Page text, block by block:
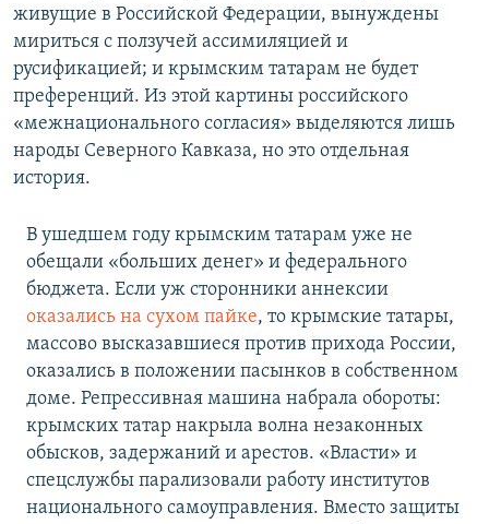
живущие в Российской Федерации, вынуждены
мириться с ползучей ассимиляцией и
русификацией; и крымским татарам не будет
преференций. Из этой картины российского
«межнационального согласия» выделяются лишь
народы Северного Кавказа, но это отдельная
история.
В ушедшем году крымским татарам уже не
обещали «больших денег» и федерального
бюджета. Если уж сторонники аннексии
оказались на сухом пайке, то крымские татары,
массово высказавшиеся против прихода России,
оказались в положении пасынков в собственном
доме. Репрессивная машина набрала обороты:
крымских татар накрыла волна незаконных
обысков, задержаний и арестов. «Власти» и
спецслужбы парализовали работу институтов
национального самоуправления. Вместо защиты